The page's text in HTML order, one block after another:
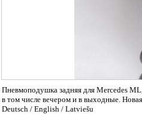
Пневмоподушка задняя для Mercedes
в том числе вечером и в выходные.
Deutsch / English / Latviešu